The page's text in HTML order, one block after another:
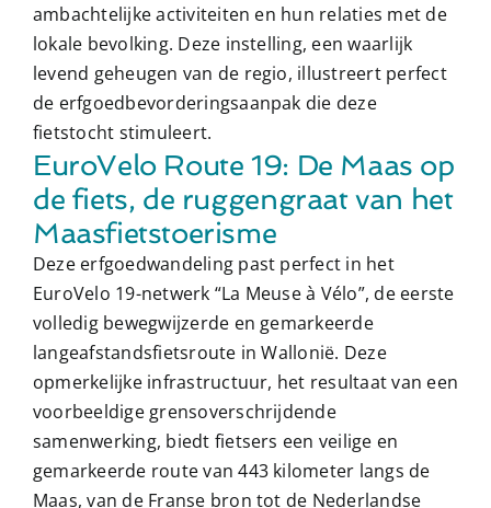
ambachtelijke activiteiten en hun relaties met de
lokale bevolking. Deze instelling, een waarlijk
levend geheugen van de regio, illustreert perfect
de erfgoedbevorderingsaanpak die deze
fietstocht stimuleert.
EuroVelo Route 19: De Maas op
de fiets, de ruggengraat van het
Maasfietstoerisme
Deze erfgoedwandeling past perfect in het
EuroVelo 19-netwerk “La Meuse à Vélo”, de eerste
volledig bewegwijzerde en gemarkeerde
langeafstandsfietsroute in Wallonië. Deze
opmerkelijke infrastructuur, het resultaat van een
voorbeeldige grensoverschrijdende
samenwerking, biedt fietsers een veilige en
gemarkeerde route van 443 kilometer langs de
Maas, van de Franse bron tot de Nederlandse